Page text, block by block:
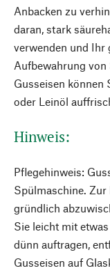
Anbacken zu
daran, stark
verwenden und Ihr
Aufbewahrung
Gusseisen können
oder Leinöl
Hinweis:
Pflegehinweis:
Spülmaschine. Zur
gründlich
Sie leicht mit
dünn auftragen,
Gusseisen auf